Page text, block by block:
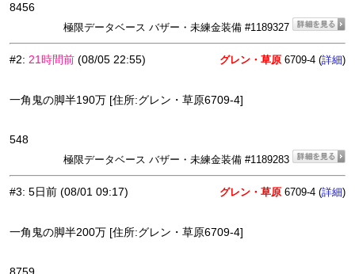
8456
極限データベース バザー・未練金装備 #1189327
#2: 21時間前 (08/05 22:55) グレン・草原 6709-4 (詳細)
一角鬼の脚半190万 [住所:グレン・草原6709-4]
548
極限データベース バザー・未練金装備 #1189283
#3: 5日前 (08/01 09:17) グレン・草原 6709-4 (詳細)
一角鬼の脚半200万 [住所:グレン・草原6709-4]